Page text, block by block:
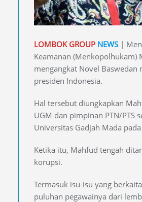
LOMBOK GROUP NEWS|
Keamanan (Menkopolhukam)
mengangkat Novel Baswedan
presiden Indonesia.
Hal tersebut diungkapkan
UGM dan pimpinan PTN/PTS
Universitas Gadjah Mada
Ketika itu, Mahfud tengah
korupsi.
Termasuk isu-isu yang
puluhan pegawainya dari